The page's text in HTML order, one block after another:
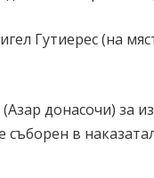
Гутиерес (на
донасочи) за
в